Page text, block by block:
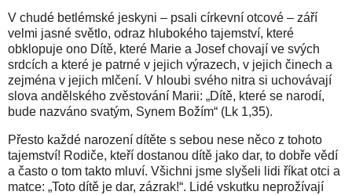
V chudé betlémské jeskyni – psali církevní otcové – září
velmi jasné světlo, odraz hlubokého tajemství, které
obklopuje ono Dítě, které Marie a Josef chovají ve svých
srdcích a které je patrné v jejich výrazech, v jejich činech a
zejména v jejich mlčení. V hloubi svého nitra si uchovávají
slova andělského zvěstování Marii: „Dítě, které se narodí,
bude nazváno svatým, Synem Božím“ (Lk 1,35).
Přesto každé narození dítěte s sebou nese něco z tohoto
tajemství! Rodiče, kteří dostanou dítě jako dar, to dobře vědí
a často o tom takto mluví. Všichni jsme slyšeli lidi říkat otci a
matce: „Toto dítě je dar, zázrak!“. Lidé vskutku neprožívají